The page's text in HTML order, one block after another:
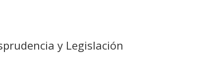
y Legislación